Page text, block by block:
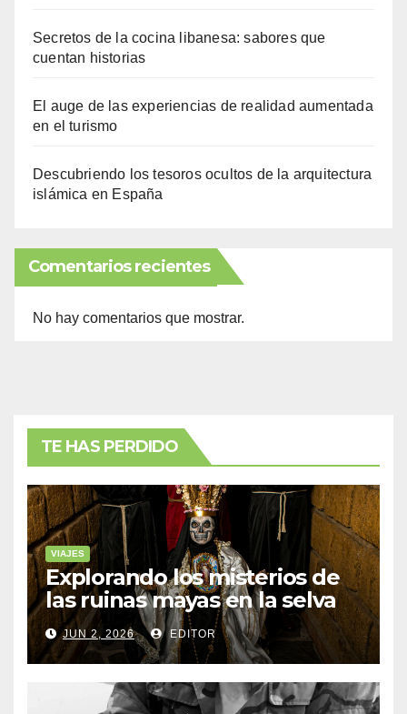
Secretos de la cocina libanesa: sabores que
cuentan historias
El auge de las experiencias de realidad aumentada
en el turismo
Descubriendo los tesoros ocultos de la arquitectura
islámica en España
Comentarios recientes
No hay comentarios que mostrar.
TE HAS PERDIDO
VIAJES
Explorando los misterios de
las ruinas mayas en la selva
de Yucatán
JUN 2, 2026 EDITOR